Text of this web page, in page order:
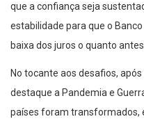
que a confiança seja
estabilidade para que o
baixa dos juros o quanto
No tocante aos desafios,
destaque a Pandemia e
países foram transformados,